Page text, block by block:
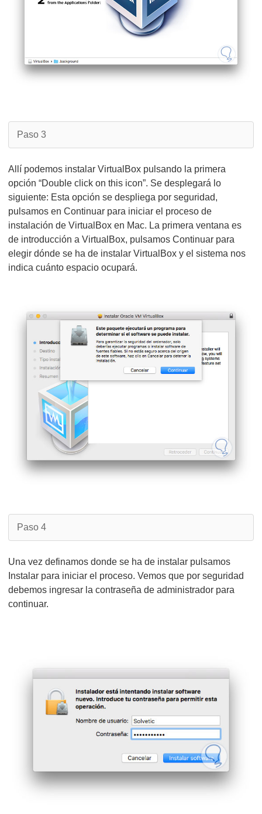
Paso 3
Allí podemos instalar VirtualBox pulsando la primera
opción “Double click on this icon”. Se desplegará lo
siguiente: Esta opción se despliega por seguridad,
pulsamos en Continuar para iniciar el proceso de
instalación de VirtualBox en Mac. La primera ventana es
de introducción a VirtualBox, pulsamos Continuar para
elegir dónde se ha de instalar VirtualBox y el sistema nos
indica cuánto espacio ocupará.
Paso 4
Una vez definamos donde se ha de instalar pulsamos
Instalar para iniciar el proceso. Vemos que por seguridad
debemos ingresar la contraseña de administrador para
continuar.